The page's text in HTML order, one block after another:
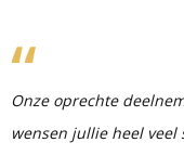
Onze oprechte
wensen jullie heel veel